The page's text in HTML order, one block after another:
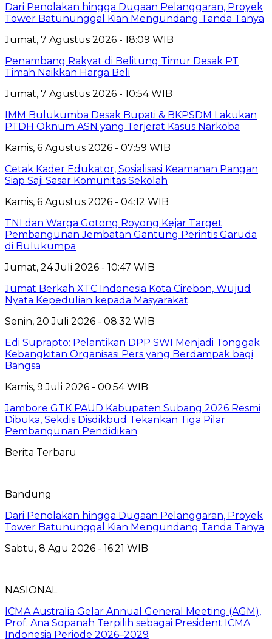
Dari Penolakan hingga Dugaan Pelanggaran, Proyek
Tower Batununggal Kian Mengundang Tanda Tanya
Jumat, 7 Agustus 2026 - 18:09 WIB
Penambang Rakyat di Belitung Timur Desak PT
Timah Naikkan Harga Beli
Jumat, 7 Agustus 2026 - 10:54 WIB
IMM Bulukumba Desak Bupati & BKPSDM Lakukan
PTDH Oknum ASN yang Terjerat Kasus Narkoba
Kamis, 6 Agustus 2026 - 07:59 WIB
Cetak Kader Edukator, Sosialisasi Keamanan Pangan
Siap Saji Sasar Komunitas Sekolah
Kamis, 6 Agustus 2026 - 04:12 WIB
TNI dan Warga Gotong Royong Kejar Target
Pembangunan Jembatan Gantung Perintis Garuda
di Bulukumpa
Jumat, 24 Juli 2026 - 10:47 WIB
Jumat Berkah XTC Indonesia Kota Cirebon, Wujud
Nyata Kepedulian kepada Masyarakat
Senin, 20 Juli 2026 - 08:32 WIB
Edi Suprapto: Pelantikan DPP SWI Menjadi Tonggak
Kebangkitan Organisasi Pers yang Berdampak bagi
Bangsa
Kamis, 9 Juli 2026 - 00:54 WIB
Jambore GTK PAUD Kabupaten Subang 2026 Resmi
Dibuka, Sekdis Disdikbud Tekankan Tiga Pilar
Pembangunan Pendidikan
Berita Terbaru
Bandung
Dari Penolakan hingga Dugaan Pelanggaran, Proyek
Tower Batununggal Kian Mengundang Tanda Tanya
Sabtu, 8 Agu 2026 - 16:21 WIB
NASIONAL
ICMA Australia Gelar Annual General Meeting (AGM),
Prof. Ana Sopanah Terpilih sebagai President ICMA
Indonesia Periode 2026–2029